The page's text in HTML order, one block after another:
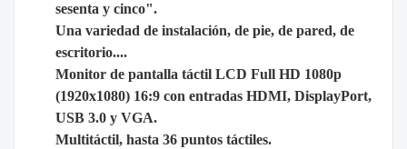
sesenta y cinco".
Una variedad de instalación, de pie, de pared, de
escritorio....
Monitor de pantalla táctil LCD Full HD 1080p
(1920x1080) 16:9 con entradas HDMI, DisplayPort,
USB 3.0 y VGA.
Multitáctil, hasta 36 puntos táctiles.